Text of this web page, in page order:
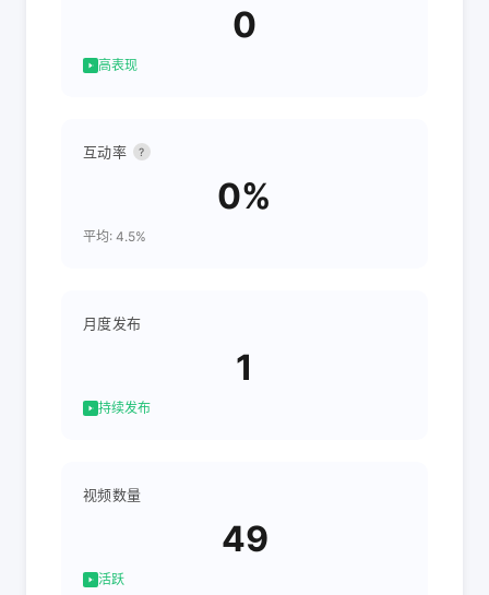
0
高表现
互动率 ?
0%
平均: 4.5%
月度发布
1
持续发布
视频数量
49
活跃